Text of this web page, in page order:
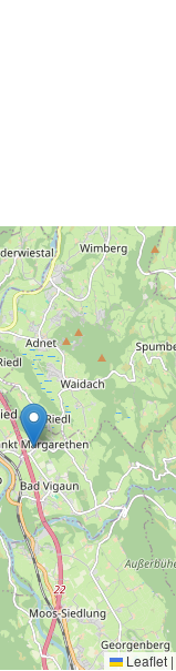
Leaflet |